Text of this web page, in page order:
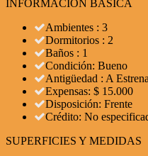
INFORMACIÓN BÁSICA
Ambientes : 3
Dormitorios : 2
Baños : 1
Condición: Bueno
Antigüedad : A
Expensas: $ 15.000
Disposición: Frente
Crédito: No
SUPERFICIES Y MEDIDAS